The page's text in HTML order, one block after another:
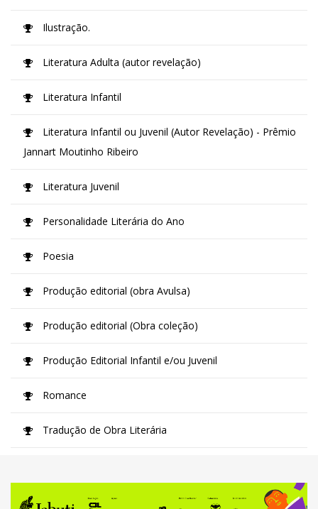
Ilustração.
Literatura Adulta (autor revelação)
Literatura Infantil
Literatura Infantil ou Juvenil (Autor Revelação) - Prêmio
Jannart Moutinho Ribeiro
Literatura Juvenil
Personalidade Literária do Ano
Poesia
Produção editorial (obra Avulsa)
Produção editorial (Obra coleção)
Produção Editorial Infantil e/ou Juvenil
Romance
Tradução de Obra Literária